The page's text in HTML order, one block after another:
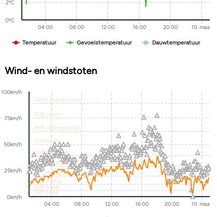
Temperatuur Gevoelstemperatuur Dauwtemperatuur
04:00 08:00 12:00 16:00 20:00 10. maa
0ºC
2ºC
Wind- en windstoten
1bft zwak
2bft zwak
3bft matig
4bft matig
5bft vrij krachtig
6bft krachtig
7bft hard
8bft stormachtig
9bft storm
10bft zware storm
04:00 08:00 12:00 16:00 20:00 10. maa
0km/h
25km/h
50km/h
75km/h
100km/h